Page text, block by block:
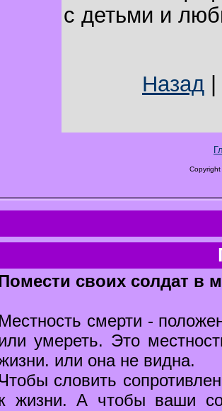
с детьми и
Назад |
своих солдат в
Местность смерти -
умереть. Это
или она не видна.
словить
жизни. А чтобы ваши